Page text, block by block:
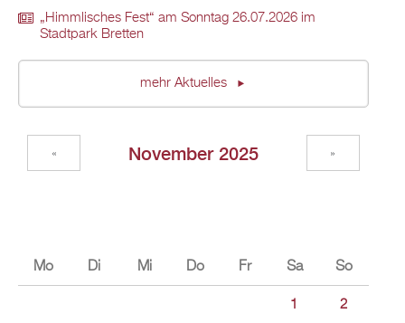
„Himmlisches Fest“ am Sonntag 26.07.2026 im
Stadtpark Bretten
mehr Aktuelles
November 2025
« »
Mo Di Mi Do Fr Sa So
1 2